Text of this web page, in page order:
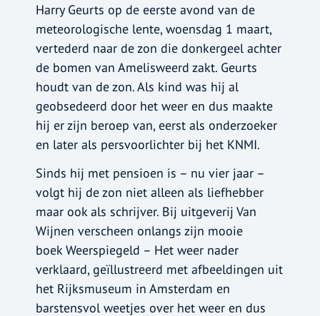
Harry Geurts op de eerste avond van de
meteorologische lente, woensdag 1 maart,
vertederd naar de zon die donkergeel achter
de bomen van Amelisweerd zakt. Geurts
houdt van de zon. Als kind was hij al
geobsedeerd door het weer en dus maakte
hij er zijn beroep van, eerst als onderzoeker
en later als persvoorlichter bij het KNMI.
Sinds hij met pensioen is – nu vier jaar –
volgt hij de zon niet alleen als liefhebber
maar ook als schrijver. Bij uitgeverij Van
Wijnen verscheen onlangs zijn mooie
boek Weerspiegeld – Het weer nader
verklaard, geïllustreerd met afbeeldingen uit
het Rijksmuseum in Amsterdam en
barstensvol weetjes over het weer en dus